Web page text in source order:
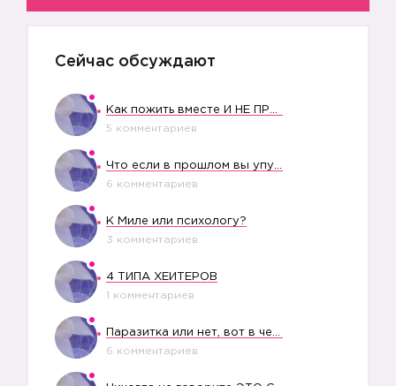
Сейчас обсуждают
Как пожить вместе И НЕ ПРОЛЕТЕТЬ СО СВАДЬБОЙ
5 комментариев
Что если в прошлом вы упустили свое счастье?
6 комментариев
К Миле или психологу?
3 комментариев
4 ТИПА ХЕЙТЕРОВ
1 комментариев
Паразитка или нет, вот в чем вопрос?
6 комментариев